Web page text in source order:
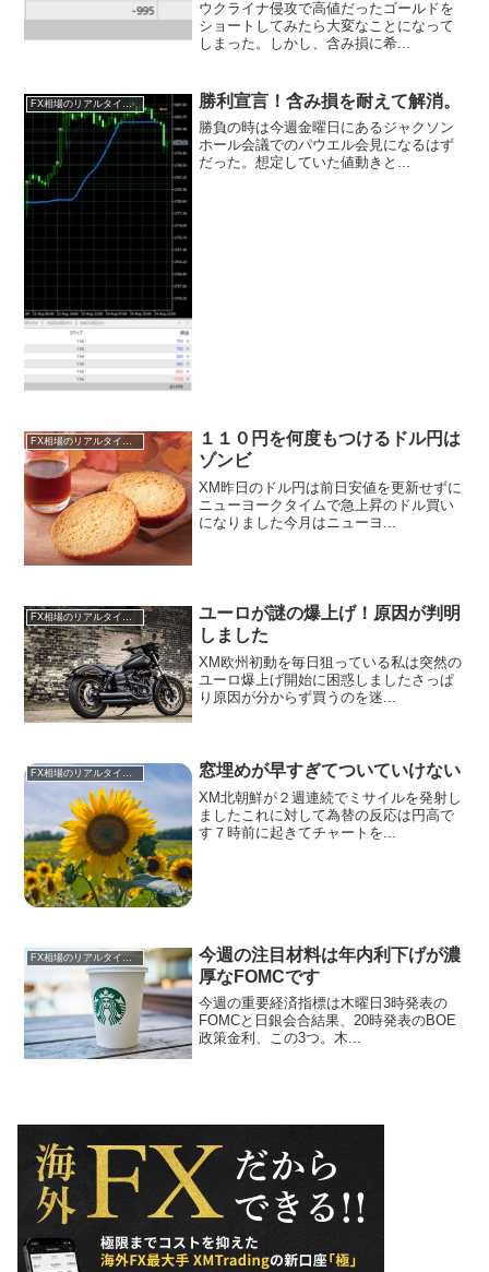
ウクライナ侵攻で高値だったゴールドを
ショートしてみたら大変なことになって
しまった。しかし、含み損に希...
FX相場のリアルタイム情報 勝利宣言！含み損を耐えて解消。
勝負の時は今週金曜日にあるジャクソン
ホール会議でのパウエル会見になるはず
だった。想定していた値動きと...
FX相場のリアルタイム情報
１１０円を何度もつけるドル円は
ゾンビ
XM昨日のドル円は前日安値を更新せずに
ニューヨークタイムで急上昇のドル買い
になりました今月はニューヨ...
ユーロが謎の爆上げ！原因が判明
しました
XM欧州初動を毎日狙っている私は突然の
ユーロ爆上げ開始に困惑しましたさっぱ
り原因が分からず買うのを迷...
FX相場のリアルタイム情報 窓埋めが早すぎてついていけない
XM北朝鮮が２週連続でミサイルを発射し
ましたこれに対して為替の反応は円高で
す７時前に起きてチャートを...
FX相場のリアルタイム情報
今週の注目材料は年内利下げが濃
厚なFOMCです
今週の重要経済指標は木曜日3時発表の
FOMCと日銀会合結果、20時発表のBOE
政策金利、この3つ。木...